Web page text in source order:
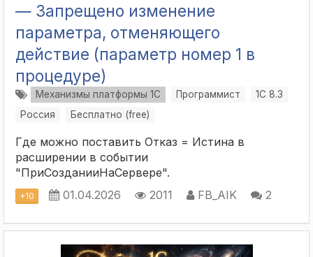
— Запрещено изменение
параметра, отменяющего
действие (параметр номер 1 в
процедуре)
Механизмы платформы 1С Программист
1С 8.3
Россия
Бесплатно (free)
Где можно поставить Отказ = Истина в
расширении в событии
"ПриСозданииНаСервере".
+10 01.04.2026 2011 FB_AIK 2